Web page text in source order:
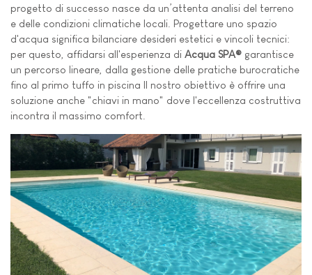
progetto di successo nasce da un’attenta analisi del terreno
e delle condizioni climatiche locali. Progettare uno spazio
d'acqua significa bilanciare desideri estetici e vincoli tecnici:
per questo, affidarsi all'esperienza di Acqua SPA® garantisce
un percorso lineare, dalla gestione delle pratiche burocratiche
fino al primo tuffo in piscina Il nostro obiettivo è offrire una
soluzione anche "chiavi in mano" dove l'eccellenza costruttiva
incontra il massimo comfort.